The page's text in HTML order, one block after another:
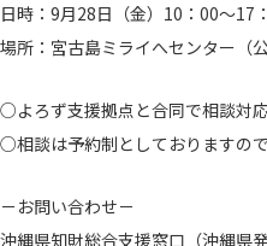
日時：9月28日（金）10：00～17
場所：宮古島ミライへセンター（
○よろず支援拠点と合同で相談対応
○相談は予約制としておりますので
－お問い合わせ－
沖縄県知財総合支援窓口（沖縄県発